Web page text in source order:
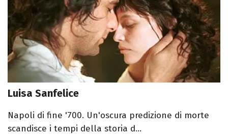
Luisa Sanfelice
Napoli di fine '700. Un'oscura predizione di morte
scandisce i tempi della storia d...